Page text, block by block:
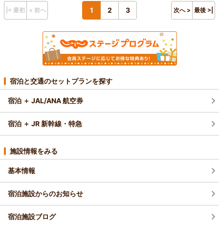
|< 最初 < 前へ 1 2 3 次へ > 最後 >|
宿泊と交通のセットプランを探す
宿泊 ＋ JAL/ANA 航空券
宿泊 ＋ JR 新幹線・特急
施設情報をみる
基本情報
宿泊施設からのお知らせ
宿泊施設ブログ